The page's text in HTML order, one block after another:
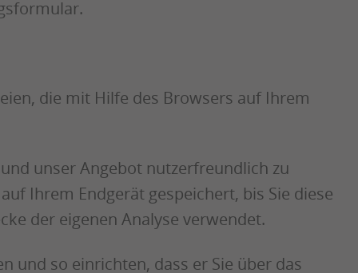
die mit Hilfe des Browsers auf Ihrem
unser Angebot nutzerfreundlich zu
Ihrem Endgerät gespeichert, bis Sie diese
der eigenen Analyse verwendet.
und so einrichten, dass er Sie über das